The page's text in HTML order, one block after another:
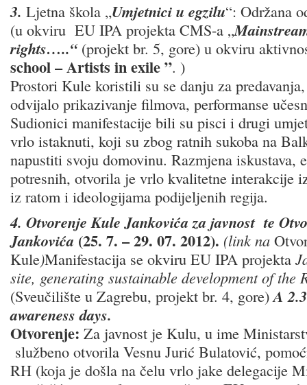
3. Ljetna škola „Umjetnici u egzilu“: Održana
(u okviru EU IPA projekta CMS-a „
rights…..“ (projekt br. 5, gore) u okviru
school – Artists in exile”. )
Prostori Kule koristili su se danju za
odvijalo prikazivanje filmova, performanse
Sudionici manifestacije bili su pisci i drugi
vrlo istaknuti, koji su zbog ratnih sukoba na
napustiti svoju domovinu. Razmjena iskustava,
potresnih, otvorila je vrlo kvalitetne interakcije
iz ratom i ideologijama podijeljenih regija.
4. Otvorenje Kule Jankovića za javnost te
Jankovića (25. 7. – 29. 07. 2012). (link na
Kule)Manifestacija se okviru EU IPA projekta
site, generating sustainable development of
(Sveučilište u Zagrebu, projekt br. 4, gore) A
awareness days.
Otvorenje: Za javnost je Kulu, u ime
službeno otvorila Vesnu Jurić Bulatović,
RH (koja je došla na čelu vrlo jake delegacije